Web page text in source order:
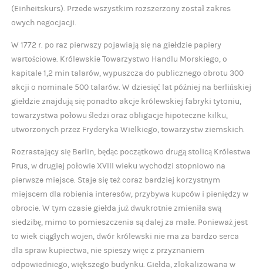
(Einheitskurs). Przede wszystkim rozszerzony został zakres
owych negocjacji.
W 1772 r. po raz pierwszy pojawiają się na giełdzie papiery
wartościowe. Królewskie Towarzystwo Handlu Morskiego, o
kapitale 1,2 min talarów, wypuszcza do publicznego obrotu 300
akcji o nominale 500 talarów. W dziesięć lat później na berlińskiej
giełdzie znajdują się ponadto akcje królewskiej fabryki tytoniu,
towarzystwa połowu śledzi oraz obligacje hipoteczne kilku,
utworzonych przez Fryderyka Wielkiego, towarzystw ziemskich.
Rozrastający się Berlin, będąc początkowo drugą stolicą Królestwa
Prus, w drugiej połowie XVIII wieku wychodzi stopniowo na
pierwsze miejsce. Staje się też coraz bardziej korzystnym
miejscem dla robienia interesów, przybywa kupców i pieniędzy w
obrocie. W tym czasie giełda już dwukrotnie zmieniła swą
siedzibę, mimo to pomieszczenia są dalej za małe. Ponieważ jest
to wiek ciągłych wojen, dwór królewski nie ma za bardzo serca
dla spraw kupiectwa, nie spieszy więc z przyznaniem
odpowiedniego, większego budynku. Giełda, zlokalizowana w